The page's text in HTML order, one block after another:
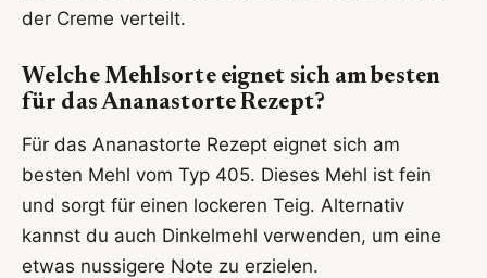
der Creme verteilt.
Welche Mehlsorte eignet sich am besten
für das Ananastorte Rezept?
Für das Ananastorte Rezept eignet sich am
besten Mehl vom Typ 405. Dieses Mehl ist fein
und sorgt für einen lockeren Teig. Alternativ
kannst du auch Dinkelmehl verwenden, um eine
etwas nussigere Note zu erzielen.